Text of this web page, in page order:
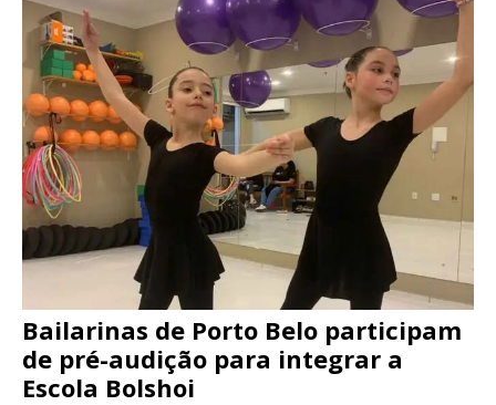
Bailarinas de Porto Belo participam
de pré-audição para integrar a
Escola Bolshoi